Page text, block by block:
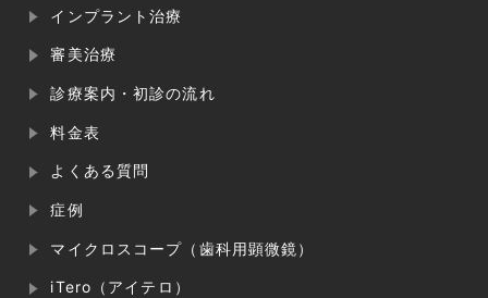
インプラント治療
審美治療
診療案内・初診の流れ
料金表
よくある質問
症例
マイクロスコープ（歯科用顕微鏡）
iTero（アイテロ）